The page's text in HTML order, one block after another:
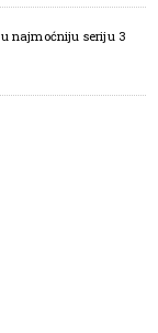
najmoćniju seriju 3